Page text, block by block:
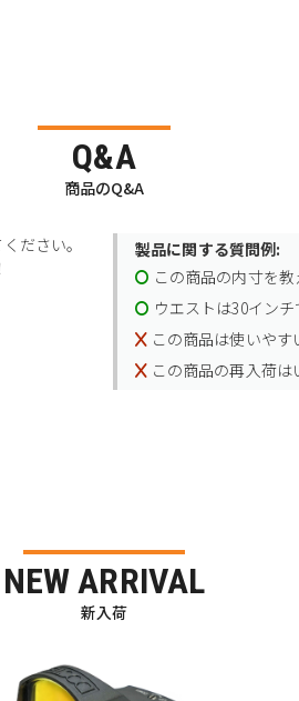
Q&A
商品のQ&A
ださい。
製品に関する質問例:
この商品の内寸を教
ウエストは30イン
この商品は使いやす
この商品の再入荷は
NEW ARRIVAL
新入荷